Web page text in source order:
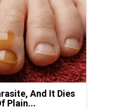
And It Dies
Plain...